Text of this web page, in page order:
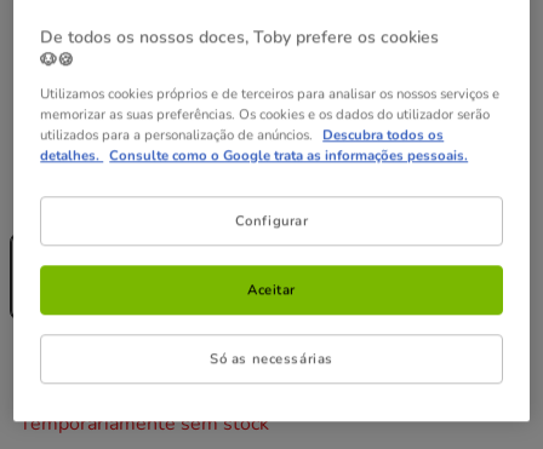
Formato:500g
7.69€
Preço 7.69€, 1.54 EUR por kg
Temporariamente sem stock
De todos os nossos doces, Toby prefere os cookies
🐶🍪
Utilizamos cookies próprios e de terceiros para analisar os nossos serviços e
memorizar as suas preferências. Os cookies e os dados do utilizador serão
utilizados para a personalização de anúncios. Descubra todos os
detalhes. Consulte como o Google trata as informações pessoais.
Configurar
Só as necessárias
Aceitar